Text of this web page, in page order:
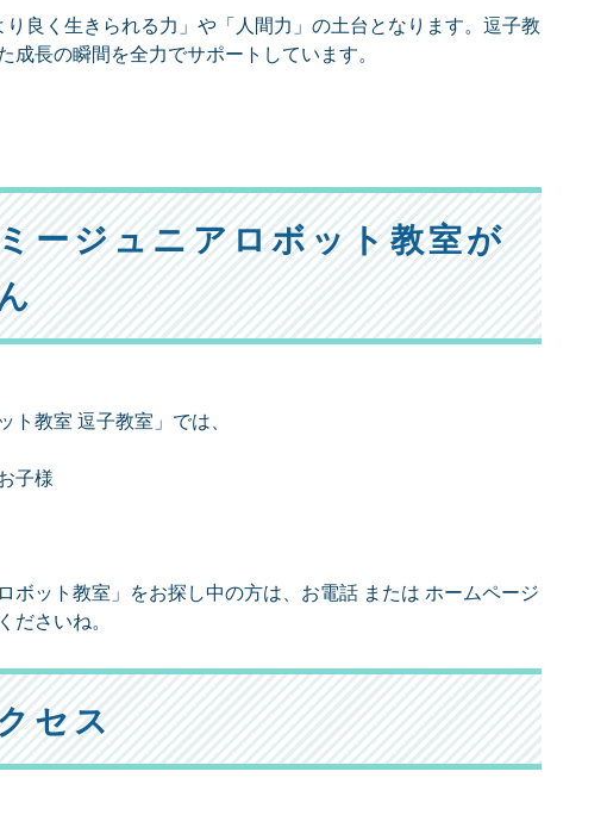
良く生きられる力」や「人間力」の土台となります。逗子教
長の瞬間を全力でサポートしています。
ージュニアロボット教室が
ト教室 逗子教室」では、
子様
ボット教室」をお探し中の方は、お電話 または ホームページ
さいね。
セス